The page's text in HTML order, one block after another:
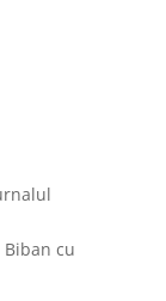
Biban cu